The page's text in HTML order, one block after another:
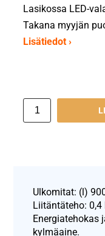
Lasikossa LED-
Takana myyjän
Lisätiedot ›
Ulkomitat: (l)
Liitäntäteho: 0,4
Energiatehokas
kylmäaine.